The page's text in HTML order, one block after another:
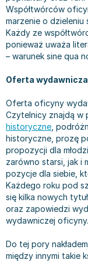
Bajki wiersze
Do kolorowania i
Kontrastowe
Kreatywne /
Podręczniki
Edukacja
Liceum,
Szkoła
Szkoły wyższe
Szkoła zawodowa
Książki: finanse,
Książki o
Inne
Książki o
Historia - książki
Archeologia -
Historia Polski -
Historia świata -
II Wojna
Książki militarne
Książki: Prawo
Inne
Książki: Prawo
Książki: Prawo
Książki: Prawo
Książki: Prawo
Książki:
Wywiady,
Komiksy
Komiksy dla
Komiksy dla
Komiksy
Fantastyka,
Książki fantasy
Książki horrory
Science Fiction -
Książki kryminały
Książki z poezją,
Książki dramaty
Książki
Tomiki poezji
Książki o sztuce
Liceum i
Podręczniki do 1
Podręczniki do 2
Podręczniki do 3
Podręczniki do
Podręczniki do 1
Podręczniki do 2
Podręczniki do 3
Książki dla
Książki dla
Książki: bajki dla
Do kąpieli i
Kolorowanki i
Książki grające, z
Obrazki
Poznawanie
Książki o
Książki:
Albumy
Albumy
Atlasy - Polska
Atlasy - świat
Globusy
Mapy
Mapy - Polska
Mapy - Świat
Przewodniki
Przewodniki
Przewodniki
Książki: Zdrowie,
Książki: Rodzina,
Julian Tuwim
Bracia Grimm
Stephen King
Tanya Valko
Jan Brzechwa
E. L. James
Virginia C.
Waldemar Łysiak
Monika Szwaja
Camilla Läckberg
Jan Kochanowski
Henning Mankell
Beata
L.J. Smith
Diana Palmer
Bear Grylls
Współtwórców
marzenie o dzieleniu
Każdy ze
ponieważ uważa
– warunek sine qua
Oferta
Oferta oficyny
Czytelnicy znajdą w
historyczne ,
historyczne, prozę
propozycji dla
zarówno starsi, jak i
pozycje dla siebie,
Każdego roku pod
się kilka nowych
oraz zapowiedzi
wydawniczej oficyny.
Do tej pory
między innymi takie